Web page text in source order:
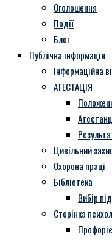
Оголошення
Події
Блог
Публічна інформація
Інформаційна
АТЕСТАЦІЯ
Цивільний
Охорона праці
Бібліотека
Вибір
Сторінка